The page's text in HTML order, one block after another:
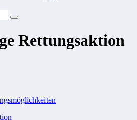
Rettungsaktion